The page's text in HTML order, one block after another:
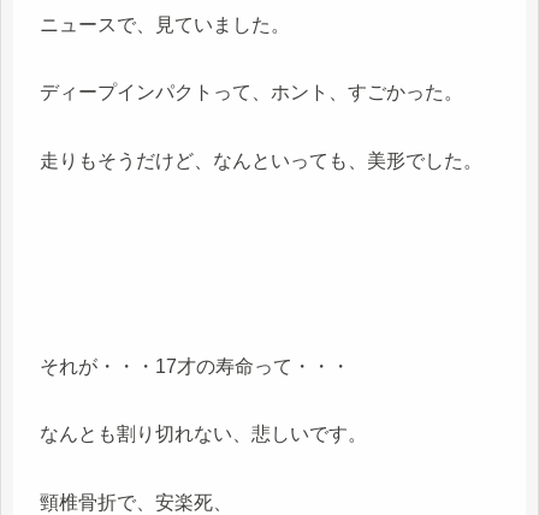
ニュースで、見ていました。
ディープインパクトって、ホント、すごかった。
走りもそうだけど、なんといっても、美形でした。
それが・・・17才の寿命って・・・
なんとも割り切れない、悲しいです。
頸椎骨折で、安楽死、